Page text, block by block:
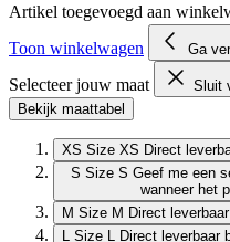
Artikel toegevoegd aan
Toon winkelwagen Ga
Selecteer jouw maat
Sluit
Bekijk maattabel
XS Size XS Direct
S Size S Geef me een
wanneer het
M Size M Direct leverbaar
L Size L Direct leverbaar